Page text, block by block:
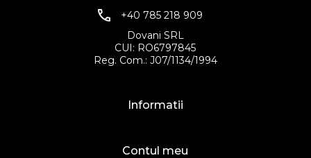
+40 785 218 909
Dovani SRL
CUI: RO6797845
Reg. Com.: J07/1134/1994
Informatii
Contul meu